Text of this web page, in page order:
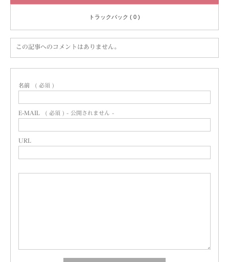
トラックバック ( 0 )
この記事へのコメントはありません。
名前 ( 必須 )
E-MAIL ( 必須 ) - 公開されません -
URL